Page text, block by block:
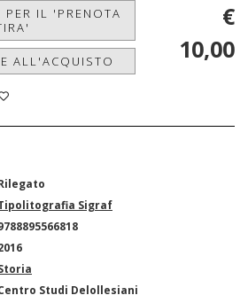
IL 'PRENOTA
ALL'ACQUISTO
€
10,00
Sigraf
Studi Delollesiani